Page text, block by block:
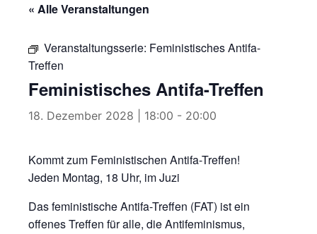
« Alle Veranstaltungen
Veranstaltungsserie: Feministisches Antifa-
Treffen
Feministisches Antifa-Treffen
18. Dezember 2028 | 18:00 - 20:00
Kommt zum Feministischen Antifa-Treffen!
Jeden Montag, 18 Uhr, im Juzi
Das feministische Antifa-Treffen (FAT) ist ein
offenes Treffen für alle, die Antifeminismus,